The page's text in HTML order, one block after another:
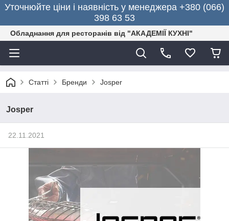
Уточнюйте ціни і наявність у менеджера +380 (066)
398 63 53
Обладнання для ресторанів від "АКАДЕМІЇ КУХНІ"
Статті Бренди Josper
Josper
22.11.2021